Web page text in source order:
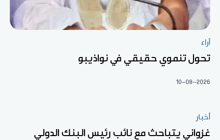
آراء
تحول تنموي حقيقي في نواذيبو
10-08-2026
أخبار
غزواني يتباحث مع نائب رئيس البنك الدولي